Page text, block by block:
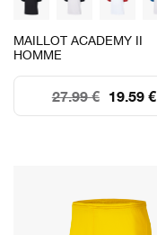
MAILLOT ACADEMY II
HOMME
19.59 €
27.99 €